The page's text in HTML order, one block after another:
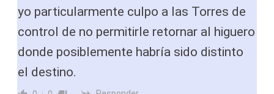
yo particularmente culpo a las Torres de
control de no permitirle retornar al higuero
donde posiblemente habría sido distinto
el destino.